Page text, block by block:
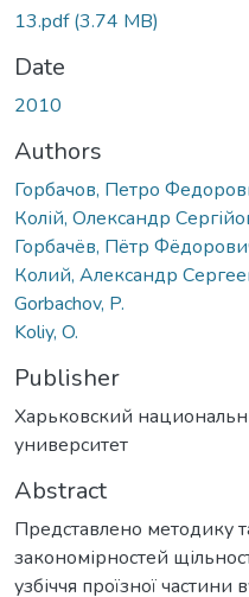
13.pdf(3.74 MB)
Date
2010
Authors
Горбачов, Петро
Колій, Олександр
Горбачёв, Пётр
Колий, Александр
Gorbachov, P.
Koliy, O.
Publisher
Харьковский
университет
Abstract
Представлено методику
закономірностей
узбіччя проїзної частини